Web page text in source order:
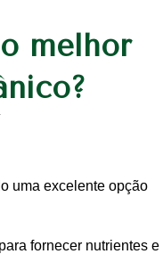
melhor
uma excelente opção
fornecer nutrientes e